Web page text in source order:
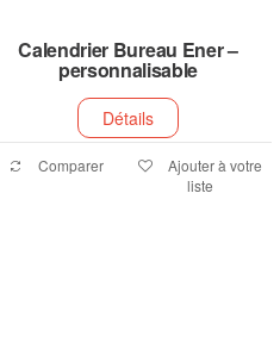
Calendrier Bureau Ener –
personnalisable
Détails
Comparer
Ajouter à votre
liste